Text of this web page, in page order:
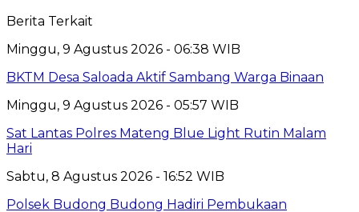
Berita Terkait
Minggu, 9 Agustus 2026 - 06:38 WIB
BKTM Desa Saloada Aktif Sambang Warga Binaan
Minggu, 9 Agustus 2026 - 05:57 WIB
Sat Lantas Polres Mateng Blue Light Rutin Malam
Hari
Sabtu, 8 Agustus 2026 - 16:52 WIB
Polsek Budong Budong Hadiri Pembukaan